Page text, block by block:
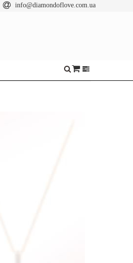
info@diamondoflove.com.ua